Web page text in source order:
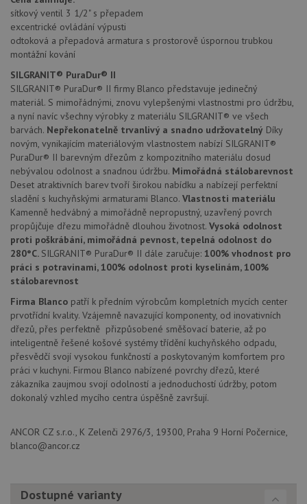
sítkový ventil 3 1/2" s přepadem
excentrické ovládání výpusti
odtoková a přepadová armatura s prostorově úspornou trubkou
montážní kování
SILGRANIT® PuraDur® II
SILGRANIT® PuraDur® II firmy Blanco představuje jedinečný
materiál. S mimořádnými, znovu vylepšenými vlastnostmi pro údržbu,
a nyní navíc všechny výrobky z materiálu SILGRANIT® ve všech
barvách. Nepřekonatelně trvanlivý a snadno udržovatelný Díky
novým, vynikajícím materiálovým vlastnostem nabízí SILGRANIT®
PuraDur® II barevným dřezům z kompozitního materiálu dosud
nebývalou odolnost a snadnou údržbu. Mimořádná stálobarevnost
Deset atraktivních barev tvoří širokou nabídku a nabízejí perfektní
sladění s kuchyňskými armaturami Blanco. Vlastnosti materiálu
Kamenně hedvábný a mimořádně nepropustný, uzavřený povrch
propůjčuje dřezu mimořádně dlouhou životnost. Vysoká odolnost
proti poškrábání, mimořádná pevnost, tepelná odolnost do
280°C. SILGRANIT® PuraDur® II dále zaručuje: 100% vhodnost pro
práci s potravinami, 100% odolnost proti kyselinám, 100%
stálobarevnost
Firma Blanco patří k předním výrobcům kompletních mycích center
prvotřídní kvality. Vzájemně navazující komponenty, od inovativních
dřezů, přes perfektně přizpůsobené směšovací baterie, až po
inteligentně řešené košové systémy třídění kuchyňského odpadu,
přesvědčí svojí vysokou funkčností a poskytovaným komfortem pro
práci v kuchyni. Firmou Blanco nabízené povrchy dřezů, které
zákazníka zaujmou svojí odolností a jednoduchostí údržby, potom
dokonalý vzhled mycího centra úspěšně završují.
ANCOR CZ s.r.o., K Zelenči 2976/3, 19300, Praha 9 Horní Počernice,
blanco@ancor.cz
Dostupné varianty
AWSALBCORS
použití
po
CookieScriptConsent
CookieScript
www.drezy-
blanco.cz
5 měsíců
4 týdny
Tento
AUTORIZACE
zásadách ochrany soukromí společnosti Google